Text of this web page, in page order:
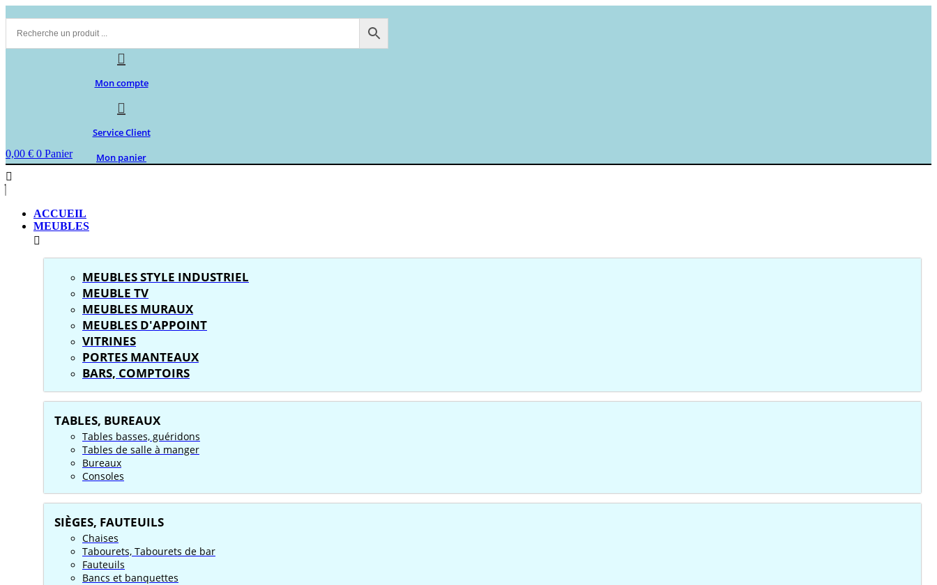
contenu
Mon compte
Service Client
0,00 € 0 Panier Mon panier
ACCUEIL
MEUBLES
MEUBLES STYLE INDUSTRIEL
MEUBLE TV
MEUBLES MURAUX
MEUBLES D'APPOINT
VITRINES
PORTES MANTEAUX
BARS, COMPTOIRS
TABLES, BUREAUX
Tables basses, guéridons
Tables de salle à manger
Bureaux
Consoles
SIÈGES, FAUTEUILS
Chaises
Tabourets, Tabourets de bar
Fauteuils
Bancs et banquettes